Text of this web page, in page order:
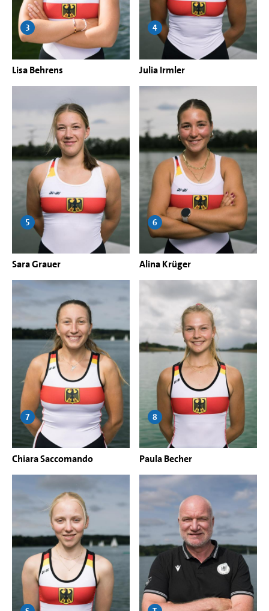
Lisa Behrens
3
Julia Irmler
4
Sara Grauer
5
Alina Krüger
6
Chiara Saccomando
7
Paula Becher
8